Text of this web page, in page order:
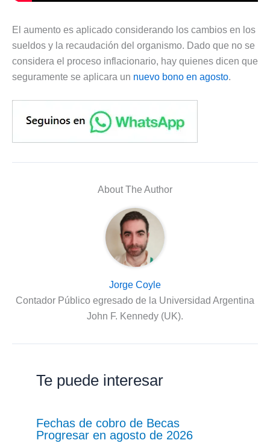
El aumento es aplicado considerando los cambios en los
sueldos y la recaudación del organismo. Dado que no se
considera el proceso inflacionario, hay quienes dicen que
seguramente se aplicara un nuevo bono en agosto.
About The Author
Jorge Coyle
Contador Público egresado de la Universidad Argentina
John F. Kennedy (UK).
Te puede interesar
Fechas de cobro de Becas
Progresar en agosto de 2026